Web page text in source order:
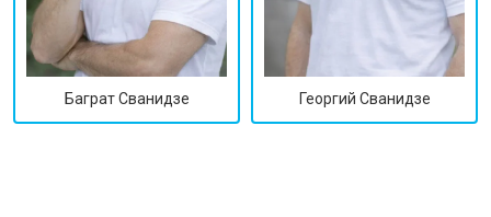
Баграт Сванидзе Георгий Сванидзе